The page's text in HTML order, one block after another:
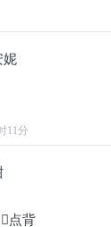
妮
11分